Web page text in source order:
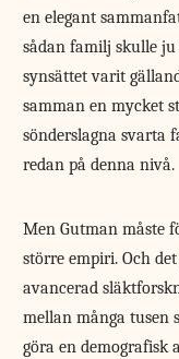
en elegant
sådan familj skulle
synsättet varit
samman en mycket
sönderslagna svarta
redan på denna nivå.
Men Gutman måste
större empiri. Och
avancerad
mellan många tusen
göra en demografisk